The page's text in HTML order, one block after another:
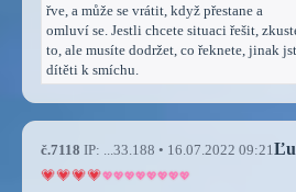
řve, a může se vrátit, když přestane a
omluví se. Jestli chcete situaci řešit,
to, ale musíte dodržet, co řeknete, jinak
dítěti k smíchu.
č.7118 IP: ...33.188 • 16.07.2022 09:21